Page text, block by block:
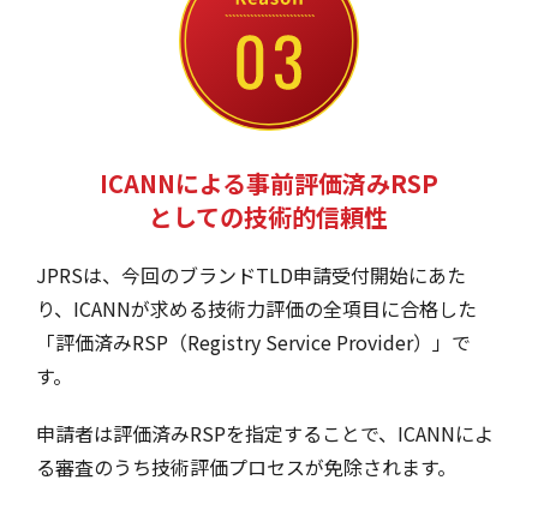
ICANNによる事前評価済みRSP
としての技術的信頼性
JPRSは、今回のブランドTLD申請受付開始にあた
り、ICANNが求める技術力評価の全項目に合格した
「評価済みRSP（Registry Service Provider）」で
す。
申請者は評価済みRSPを指定することで、ICANNによ
る審査のうち技術評価プロセスが免除されます。